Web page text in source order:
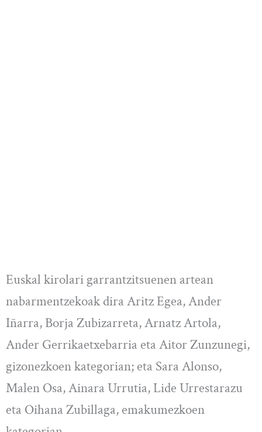
Euskal kirolari garrantzitsuenen artean
nabarmentzekoak dira Aritz Egea, Ander
Iñarra, Borja Zubizarreta, Arnatz Artola,
Ander Gerrikaetxebarria eta Aitor Zunzunegi,
gizonezkoen kategorian; eta Sara Alonso,
Malen Osa, Ainara Urrutia, Lide Urrestarazu
eta Oihana Zubillaga, emakumezkoen